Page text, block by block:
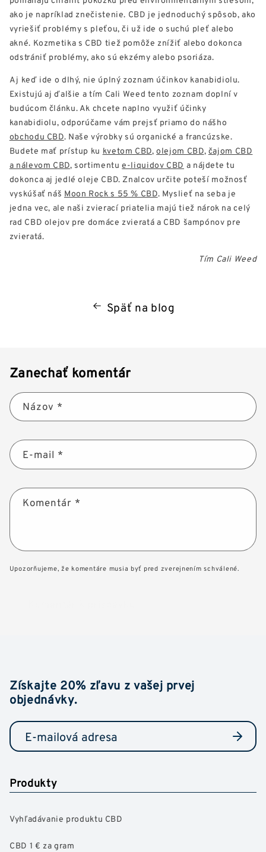
ako je napríklad znečistenie. CBD je jednoduchý spôsob, ako
vyriešiť problémy s pleťou, či už ide o suchú pleť alebo
akné. Kozmetika s CBD tiež pomôže znížiť alebo dokonca
odstrániť problémy, ako sú ekzémy alebo psoriáza.
Aj keď ide o dlhý, nie úplný zoznam účinkov kanabidiolu.
Existujú aj ďalšie a tím Cali Weed tento zoznam doplní v
budúcom článku. Ak chcete naplno využiť účinky
kanabidiolu, odporúčame vám prejsť priamo do nášho
obchodu CBD. Naše výrobky sú organické a francúzske.
Budete mať prístup ku kvetom CBD,olejom CBD,čajom CBD
a nálevom CBD, sortimentue-liquidov CBD a nájdete tu
dokonca aj jedlé oleje CBD. Znalcov určite poteší možnosť
vyskúšať náš Moon Rock s 55 % CBD. Myslieť na seba je
jedna vec, ale naši zvierací priatelia majú tiež nárok na celý
rad CBD olejov pre domáce zvieratá a CBD šampónov pre
zvieratá.
Tím Cali Weed
Späť na blog
Zanechať komentár
Názov *
E-mail *
Komentár *
Upozorňujeme, že komentáre musia byť pred zverejnením schválené.
Získajte 20% zľavu z vašej prvej
objednávky.
Produkty
Vyhľadávanie produktu CBD
CBD 1 € za gram